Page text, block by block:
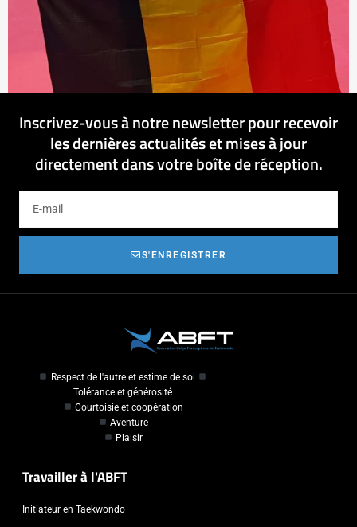
Inscrivez-vous à notre newsletter pour recevoir
les dernières actualités et mises à jour
directement dans votre boîte de réception.
S'ENREGISTRER
Respect de l'autre et estime de soi
Tolérance et générosité
Courtoisie et coopération
Aventure
Plaisir
Travailler à l'ABFT
Initiateur en Taekwondo